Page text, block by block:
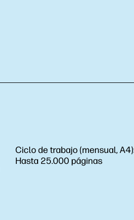
Ciclo de trabajo (mensual,
Hasta 25.000 páginas